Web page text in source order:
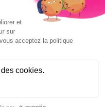
Qm-prNOXepo